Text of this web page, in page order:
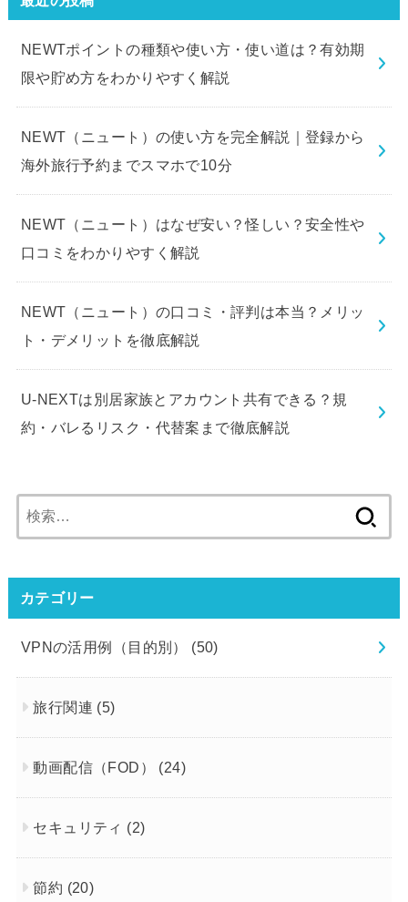
NEWTポイントの種類や使い方・使い道は？有効期
限や貯め方をわかりやすく解説
NEWT（ニュート）の使い方を完全解説｜登録から
海外旅行予約までスマホで10分
NEWT（ニュート）はなぜ安い？怪しい？安全性や
口コミをわかりやすく解説
NEWT（ニュート）の口コミ・評判は本当？メリッ
ト・デメリットを徹底解説
U-NEXTは別居家族とアカウント共有できる？規
約・バレるリスク・代替案まで徹底解説
索:
カテゴリー
VPNの活用例（目的別） (50)
旅行関連 (5)
動画配信（FOD） (24)
セキュリティ (2)
節約 (20)